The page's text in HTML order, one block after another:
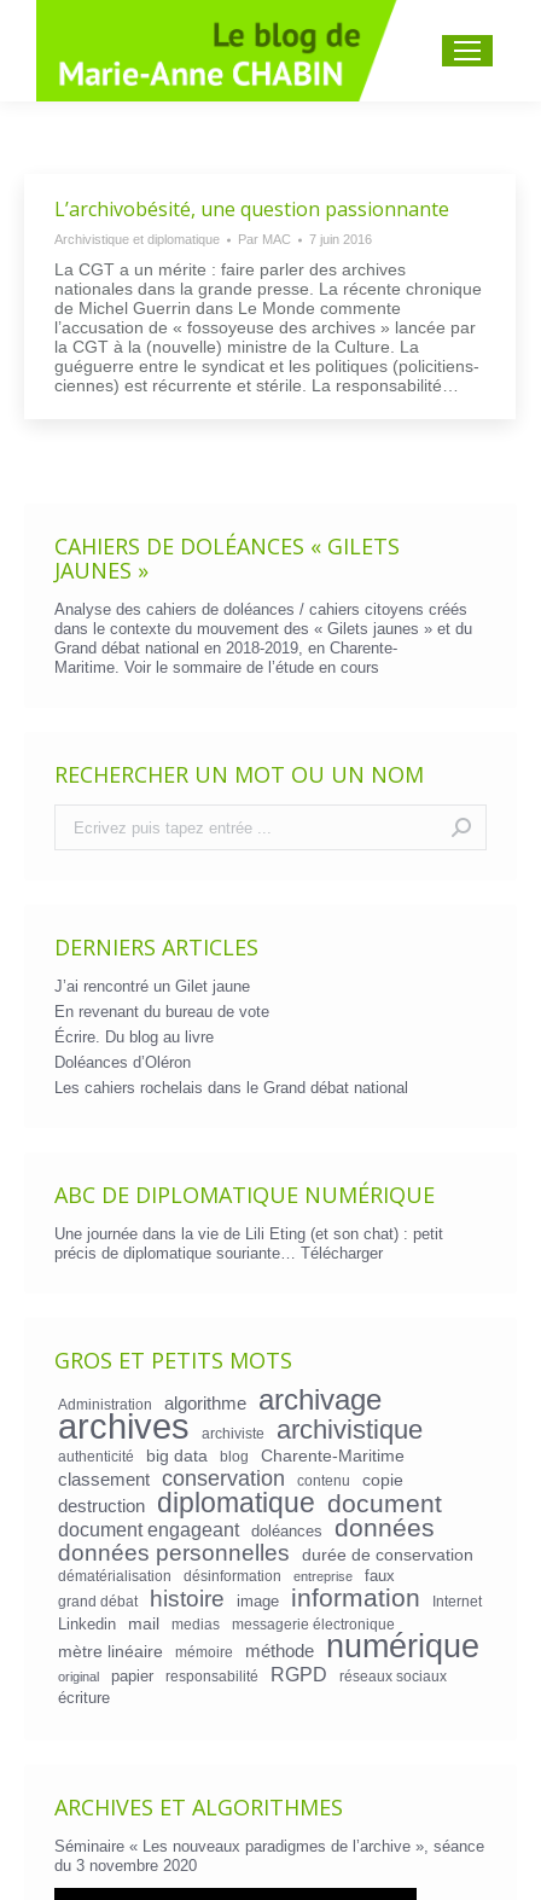
Recherche
L’archivobésité, une question passionnante
Archivistique et diplomatique Par MAC 7 juin 2016
La CGT a un mérite : faire parler des archives
nationales dans la grande presse. La récente chronique
de Michel Guerrin dans Le Monde commente
l’accusation de « fossoyeuse des archives » lancée par
la CGT à la (nouvelle) ministre de la Culture. La
guéguerre entre le syndicat et les politiques (policitiens-
ciennes) est récurrente et stérile. La responsabilité…
CAHIERS DE DOLÉANCES « GILETS
JAUNES »
Analyse des cahiers de doléances / cahiers citoyens créés
dans le contexte du mouvement des « Gilets jaunes » et du
Grand débat national en 2018-2019, en Charente-
Maritime. Voir le sommaire de l’étude en cours
RECHERCHER UN MOT OU UN NOM
DERNIERS ARTICLES
J’ai rencontré un Gilet jaune
En revenant du bureau de vote
Écrire. Du blog au livre
Doléances d’Oléron
Les cahiers rochelais dans le Grand débat national
ABC DE DIPLOMATIQUE NUMÉRIQUE
Une journée dans la vie de Lili Eting (et son chat) : petit
précis de diplomatique souriante… Télécharger
GROS ET PETITS MOTS
Administration algorithme archivage
archives archiviste archivistique
authenticité big data blog
Charente-Maritime
classement
conservation contenu
copie
destruction
diplomatique document
document engageant doléances données
données personnelles durée de conservation
dématérialisation désinformation entreprise faux
grand débat histoire image information Internet
Linkedin mail medias messagerie électronique
mètre linéaire mémoire méthode numérique
original papier responsabilité RGPD réseaux sociaux
écriture
ARCHIVES ET ALGORITHMES
Séminaire « Les nouveaux paradigmes de l’archive », séance
du 3 novembre 2020